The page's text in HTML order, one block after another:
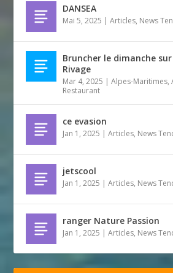
DANSEA
Mai 5, 2025 |Articles, News
Bruncher le dimanche
Rivage
Mar 4, 2025 |Alpes-Maritimes,
Restaurant
ce evasion
Jan 1, 2025 |Articles, News
jetscool
Jan 1, 2025 |Articles, News
ranger Nature Passion
Jan 1, 2025 |Articles, News